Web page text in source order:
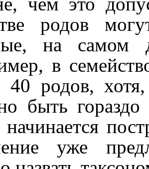
родов
на самом
в
40 родов,
быть
начинается
уже